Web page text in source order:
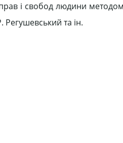
і свобод людини
та ін.